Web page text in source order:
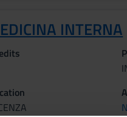
INTERNA